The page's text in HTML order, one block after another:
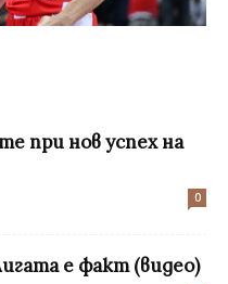
при нов успех на
0
е факт (видео)